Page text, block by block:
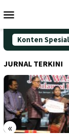
ke
Mobile
Konten Spesial
HUT ke-
JURNAL TERKINI
«